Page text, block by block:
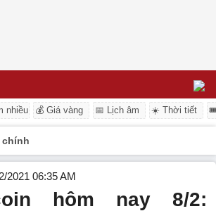
nhiều 💰 Giá vàng 📅 Lịch âm ☀️ Thời tiết
chính
2021 06:35 AM
hôm nay 8/2: